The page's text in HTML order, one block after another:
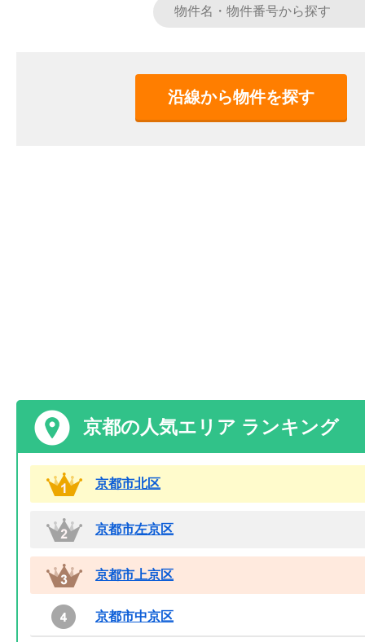
沿線から物件を探す
京都の人気エリア ランキング
京都市北区
京都市左京区
京都市上京区
京都市中京区